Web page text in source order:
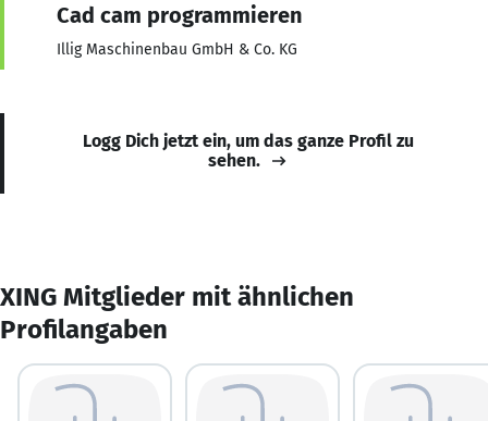
Cad cam programmieren
Illig Maschinenbau GmbH & Co. KG
Logg Dich jetzt ein, um das ganze Profil zu
sehen.
XING Mitglieder mit ähnlichen
Profilangaben